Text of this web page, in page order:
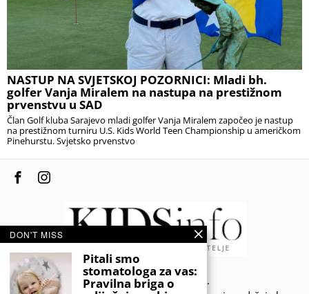
NASTUP NA SVJETSKOJ POZORNICI: Mladi bh.
golfer Vanja Miralem na nastupa na prestižnom
prvenstvu u SAD
Član Golf kluba Sarajevo mladi golfer Vanja Miralem započeo je nastup
na prestižnom turniru U.S. Kids World Teen Championship u američkom
Pinehurstu. Svjetsko prvenstvo
© 2020 - KIDSINFO.BA.
DON'T MISS
Pitali smo
stomatologa za vas:
Pravilna briga o